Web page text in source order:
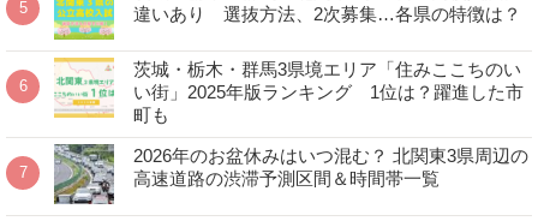
違いあり 選抜方法、2次募集…各県の特徴は？
茨城・栃木・群馬3県境エリア「住みここちのい
い街」2025年版ランキング 1位は？躍進した市
町も
2026年のお盆休みはいつ混む？ 北関東3県周辺の
高速道路の渋滞予測区間＆時間帯一覧